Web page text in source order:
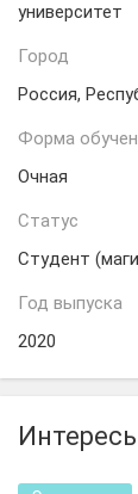
университет
Город
Россия,
Форма
Очная
Статус
Студент
Год выпуска
2020